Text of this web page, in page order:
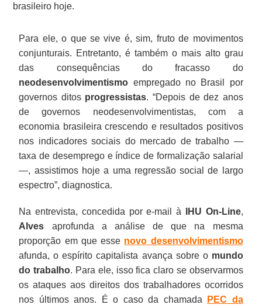
brasileiro hoje.
Para ele, o que se vive é, sim, fruto de movimentos
conjunturais. Entretanto, é também o mais alto grau
das consequências do fracasso do
neodesenvolvimentismo empregado no Brasil por
governos ditos progressistas. “Depois de dez anos
de governos neodesenvolvimentistas, com a
economia brasileira crescendo e resultados positivos
nos indicadores sociais do mercado de trabalho —
taxa de desemprego e índice de formalização salarial
—, assistimos hoje a uma regressão social de largo
espectro”, diagnostica.
Na entrevista, concedida por e-mail à IHU On-Line,
Alves aprofunda a análise de que na mesma
proporção em que esse novo desenvolvimentismo
afunda, o espírito capitalista avança sobre o mundo
do trabalho. Para ele, isso fica claro se observarmos
os ataques aos direitos dos trabalhadores ocorridos
nos últimos anos. É o caso da chamada
PEC da